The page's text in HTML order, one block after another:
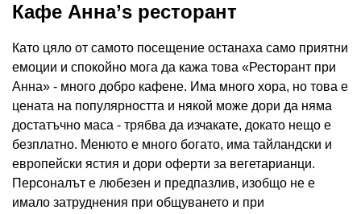
Кафе Анна’s ресторант
Като цяло от самото посещение останаха само приятни
емоции и спокойно мога да кажа това «Ресторант при
Анна» - много добро кафене. Има много хора, но това е
цената на популярността и някой може дори да няма
достатъчно маса - трябва да изчакате, докато нещо е
безплатно. Менюто е много богато, има тайландски и
европейски ястия и дори оферти за вегетарианци.
Персоналът е любезен и предпазлив, изобщо не е
имало затруднения при общуването и при